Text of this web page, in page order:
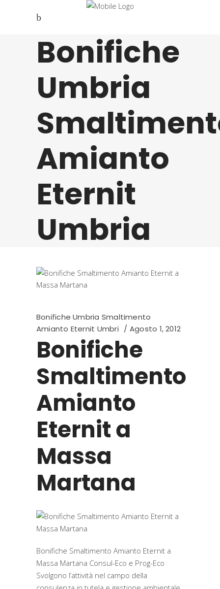
Bonifiche
Umbria
Amianto
Eternit
Umbria
Bonifiche Umbria Smaltimento
Amianto Eternit Umbri
Agosto 1, 2012
Bonifiche
Smaltimento
Amianto
Eternit a
Massa
Martana
Bonifiche Smaltimento Amianto Eternit a
Massa Martana Consul-Eco e Prog-Eco
Svolgono l’attività nel campo della